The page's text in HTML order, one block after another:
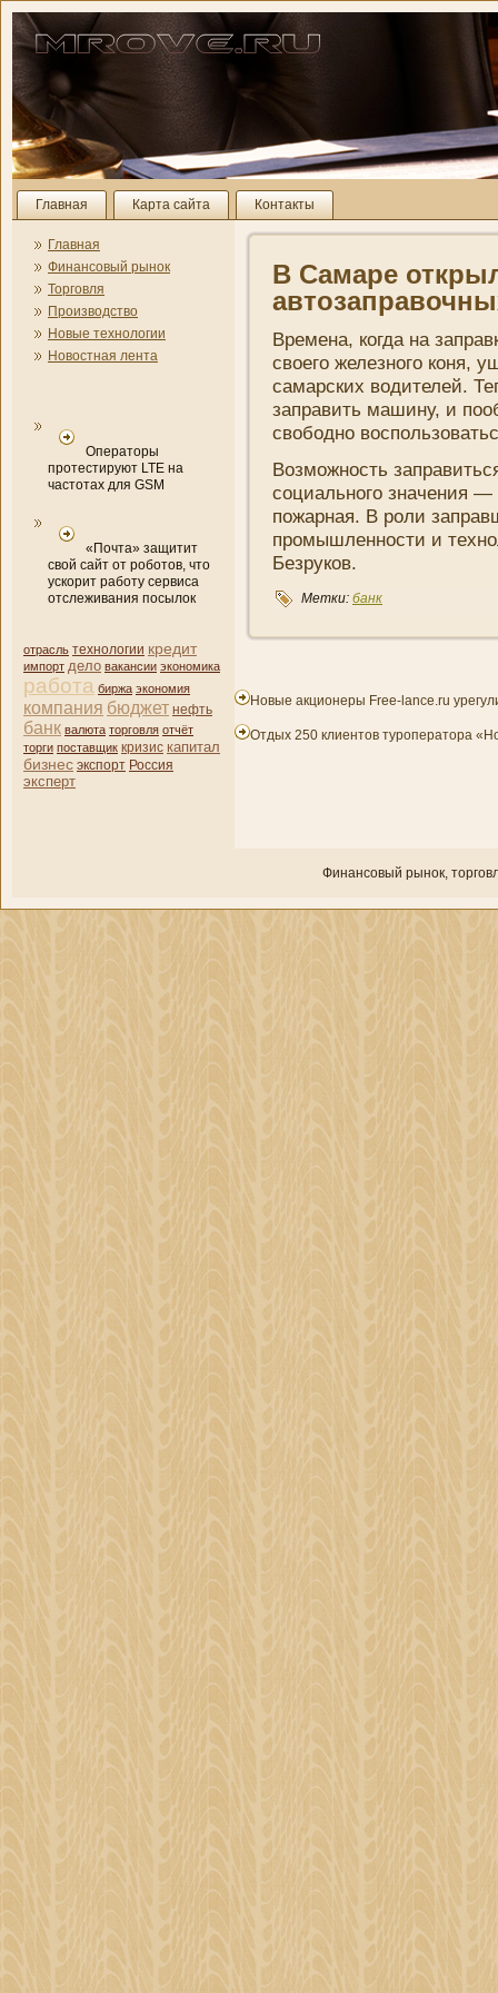
Главная Карта сайта Контакты
Главная
Финансовый рынок
Торговля
Производство
Новые технологии
Новостная лента
Операторы
протестируют LTE на
частотах для GSM
«Почта» защитит
свой сайт от роботов, что
ускорит работу сервиса
отслеживания посылок
отрасль технологии кредит
импорт дело вакансии экономика
работа биржа экономия
компани­я бюджет нефть
банк валюта торговля отчёт
торги поставщик кризис капитал
бизнес экспорт Россия
эксперт
В Самаре
Времена, когда на
своего железного коня,
самарских водителей.
заправить машину, и
свободно
Возможность
социального значени­я
пожарная. В роли
промышленности и
Безруков.
Метки: банк
Новые акционеры Free-lance.ru
Отдых 250 клиентов туроператора
Финансовый рынок,